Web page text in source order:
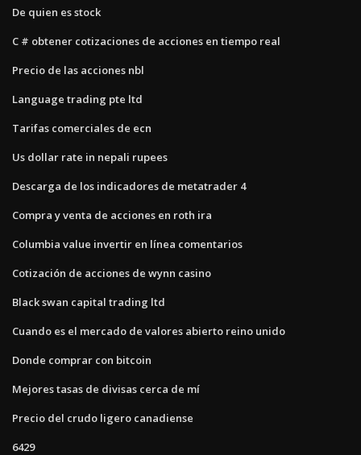
De quien es stock
C # obtener cotizaciones de acciones en tiempo real
Precio de las acciones nbl
Language trading pte ltd
Tarifas comerciales de ecn
Us dollar rate in nepali rupees
Descarga de los indicadores de metatrader 4
Compra y venta de acciones en roth ira
Columbia value invertir en línea comentarios
Cotización de acciones de wynn casino
Black swan capital trading ltd
Cuando es el mercado de valores abierto reino unido
Donde comprar con bitcoin
Mejores tasas de divisas cerca de mí
Precio del crudo ligero canadiense
6429